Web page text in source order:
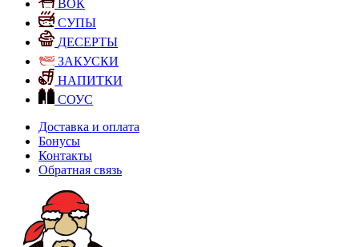
ВОК
СУПЫ
ДЕСЕРТЫ
ЗАКУСКИ
НАПИТКИ
СОУС
Доставка и оплата
Бонусы
Контакты
Обратная связь